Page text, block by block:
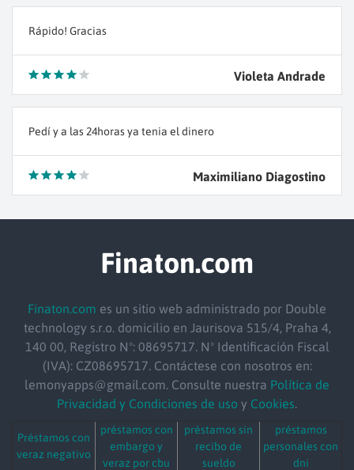
Rápido! Gracias
Violeta Andrade
Pedí y a las 24horas ya tenia el dinero
Maximiliano Diagostino
Finaton.com
Finaton.com es un sitio web administrado por Double
technology s.r.o. domicilio en Jaurisova 515/4, Praha 4,
140 00, Registro Nº: 08695717. Nº Identificación Fiscal
(IVA): CZ08695717. Contáctese con nosotros en:
lemonyapps@gmail.com. Consulte nuestra Política de
Privacidad y Condiciones de uso y Cookies.
Préstamos con
veraz negativo
préstamos con
embargo y
veraz por cbu
préstamos sin
recibo de
sueldo
préstamos
personales con
dni